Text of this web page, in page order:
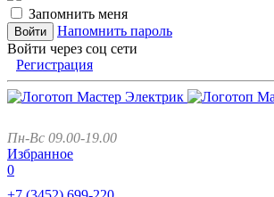
Запомнить меня
Напомнить пароль
Войти через соц сети
Регистрация
Пн-Вс 09.00-19.00
Избранное
0